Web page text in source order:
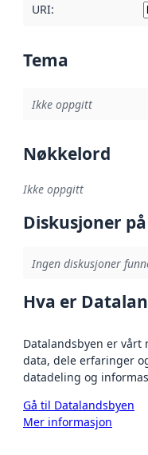
URI:
Tema
Ikke oppgitt
Nøkkelord
Ikke oppgitt
Diskusjoner
Ingen diskusjoner
Hva er
Datalandsbyen er
data, dele erfaringer
datadeling og
Gå til Datalandsbyen
Mer informasjon